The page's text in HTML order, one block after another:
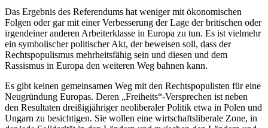
Das Ergebnis des Referendums hat weniger mit ökonomischen
Folgen oder gar mit einer Verbesserung der Lage der britischen oder
irgendeiner anderen Arbeiterklasse in Europa zu tun. Es ist vielmehr
ein symbolischer politischer Akt, der beweisen soll, dass der
Rechtspopulismus mehrheitsfähig sein und diesen und dem
Rassismus in Europa den weiteren Weg bahnen kann.
Es gibt keinen gemeinsamen Weg mit den Rechtspopulisten für eine
Neugründung Europas. Deren „Freiheits“-Versprechen ist neben
den Resultaten dreißigjähriger neoliberaler Politik etwa in Polen und
Ungarn zu besichtigen. Sie wollen eine wirtschaftsliberale Zone, in